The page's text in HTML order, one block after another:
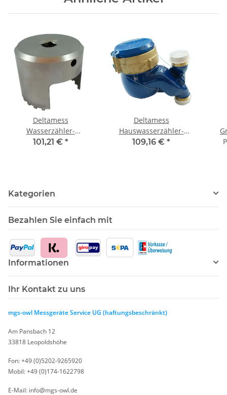
Deltamess
Wasserzähler-
Demontage Schlüssel TK
101,21 € *
Deltamess
Hauswasserzähler-
Mehrstrahl Naßläufer
109,16 € *
Kategorien
Bezahlen Sie einfach mit
Informationen
Ihr Kontakt zu uns
mgs-owl Messgeräte Service UG (haftungsbeschränkt)
Am Pansbach 12
33818 Leopoldshöhe
Fon: +49 (0)5202-9265920
Mobil: +49 (0)174-1622798
E-Mail: info@mgs-owl.de